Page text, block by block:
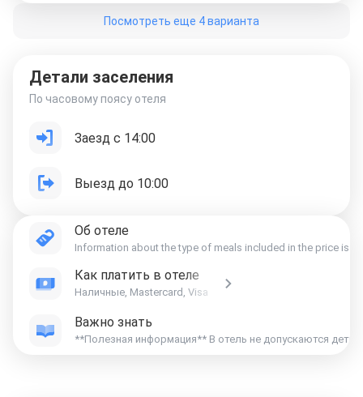
Посмотреть еще 4 варианта
Детали заселения
По часовому поясу отеля
Заезд с 14:00
Выезд до 10:00
Об отеле
Information about the type of meals included in the price is
Как платить в отеле
Наличные, Mastercard, Visa
Важно знать